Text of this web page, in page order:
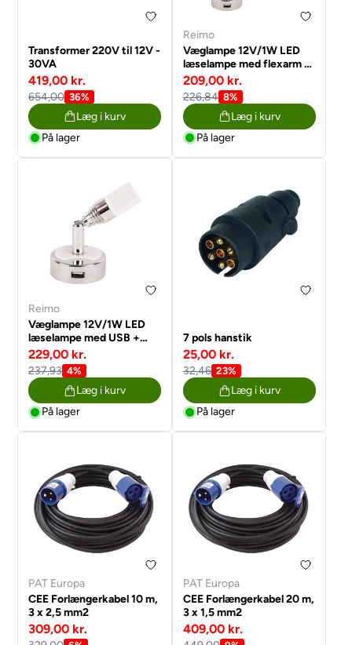
Transformer 220V til 12V -
30VA
419,00 kr.
654,00 36%
Læg i kurv
På lager
Reimo
Væglampe 12V/1W LED
læselampe med flexarm +
USB + vippekontakt
afbryder
209,00 kr.
226,84 8%
Læg i kurv
På lager
Reimo
Væglampe 12V/1W LED
læselampe med USB +
vippekontakt afbryder
229,00 kr.
237,93 4%
Læg i kurv
På lager
7 pols hanstik
25,00 kr.
32,46 23%
Læg i kurv
På lager
PAT Europa
CEE Forlængerkabel 10 m,
3 x 2,5 mm2
309,00 kr.
PAT Europa
CEE Forlængerkabel 20 m,
3 x 1,5 mm2
409,00 kr.